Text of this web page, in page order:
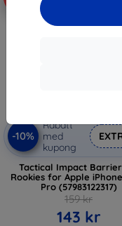
-10%
Rabatt
med
kupong
Tactical Impact
Rookies for Apple
Pro (57983122317)
159 kr
143 kr